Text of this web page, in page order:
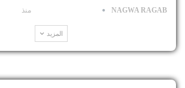
NAGWA RAGAB منذ
المزيد